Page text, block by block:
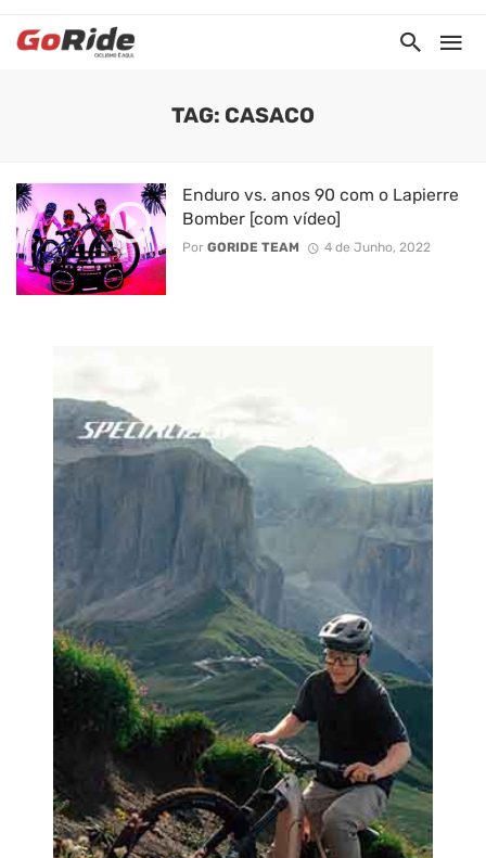
TAG: CASACO
Enduro vs. anos 90 com o Lapierre
Bomber [com vídeo]
Por GORIDE TEAM 4 de Junho, 2022